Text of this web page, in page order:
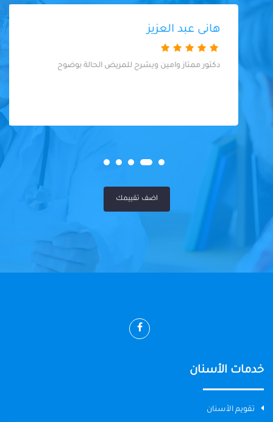
هانى عبد العزيز
دكتور ممتاز وامين ويشرح للمريض الحالة بوضوح
اضف تقييمك
خدمات الأسنان
تقويم الأسنان